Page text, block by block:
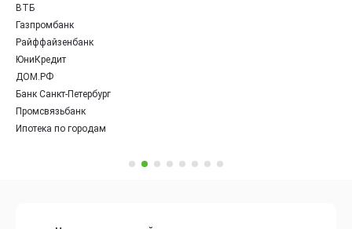
ВТБ
Газпромбанк
Райффайзенбанк
ЮниКредит
ДОМ.РФ
Банк Санкт-Петербург
Промсвязьбанк
Ипотека по городам